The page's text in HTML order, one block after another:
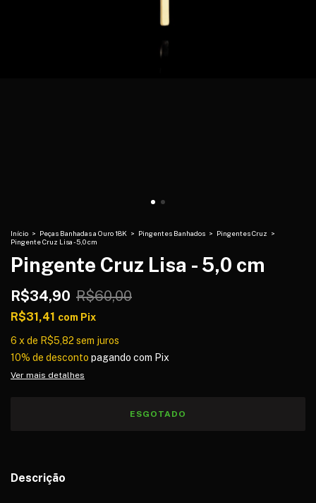
Início > Peças Banhadas a Ouro 18K > Pingentes Banhados > Pingentes Cruz >
Pingente Cruz Lisa - 5,0 cm
Pingente Cruz Lisa - 5,0 cm
R$34,90 R$60,00
R$31,41 com Pix
6 xde R$5,82sem juros
10% de desconto pagando com Pix
Ver mais detalhes
Descrição